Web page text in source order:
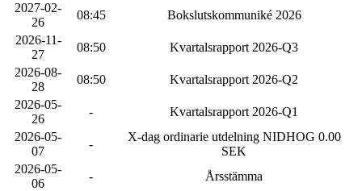
2027-02-
26
08:45
Bokslutskommuniké 2026
2026-11-
27
08:50
Kvartalsrapport 2026-Q3
2026-08-
28
08:50
Kvartalsrapport 2026-Q2
2026-05-
26
-
Kvartalsrapport 2026-Q1
2026-05-
07
-
X-dag ordinarie utdelning NIDHOG 0.00
SEK
2026-05-
06
-
Årsstämma